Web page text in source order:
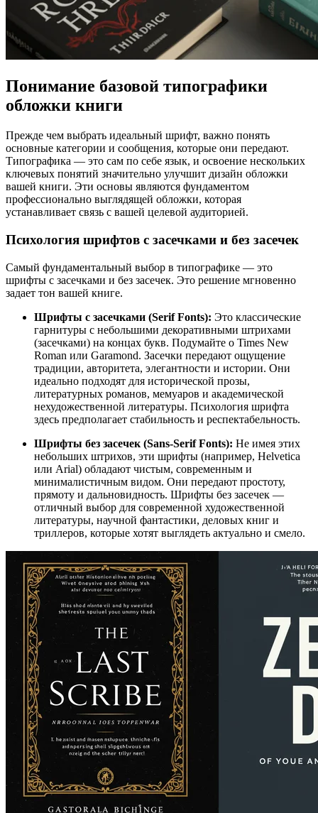
Понимание базовой типографики
обложки книги
Прежде чем выбрать идеальный шрифт, важно понять
основные категории и сообщения, которые они передают.
Типографика — это сам по себе язык, и освоение нескольких
ключевых понятий значительно улучшит дизайн обложки
вашей книги. Эти основы являются фундаментом
профессионально выглядящей обложки, которая
устанавливает связь с вашей целевой аудиторией.
Психология шрифтов с засечками и без засечек
Самый фундаментальный выбор в типографике — это
шрифты с засечками и без засечек. Это решение мгновенно
задает тон вашей книге.
Шрифты с засечками (Serif Fonts): Это классические
гарнитуры с небольшими декоративными штрихами
(засечками) на концах букв. Подумайте о Times New
Roman или Garamond. Засечки передают ощущение
традиции, авторитета, элегантности и истории. Они
идеально подходят для исторической прозы,
литературных романов, мемуаров и академической
нехудожественной литературы. Психология шрифта
здесь предполагает стабильность и респектабельность.
Шрифты без засечек (Sans-Serif Fonts): Не имея этих
небольших штрихов, эти шрифты (например, Helvetica
или Arial) обладают чистым, современным и
минималистичным видом. Они передают простоту,
прямоту и дальновидность. Шрифты без засечек —
отличный выбор для современной художественной
литературы, научной фантастики, деловых книг и
триллеров, которые хотят выглядеть актуально и смело.